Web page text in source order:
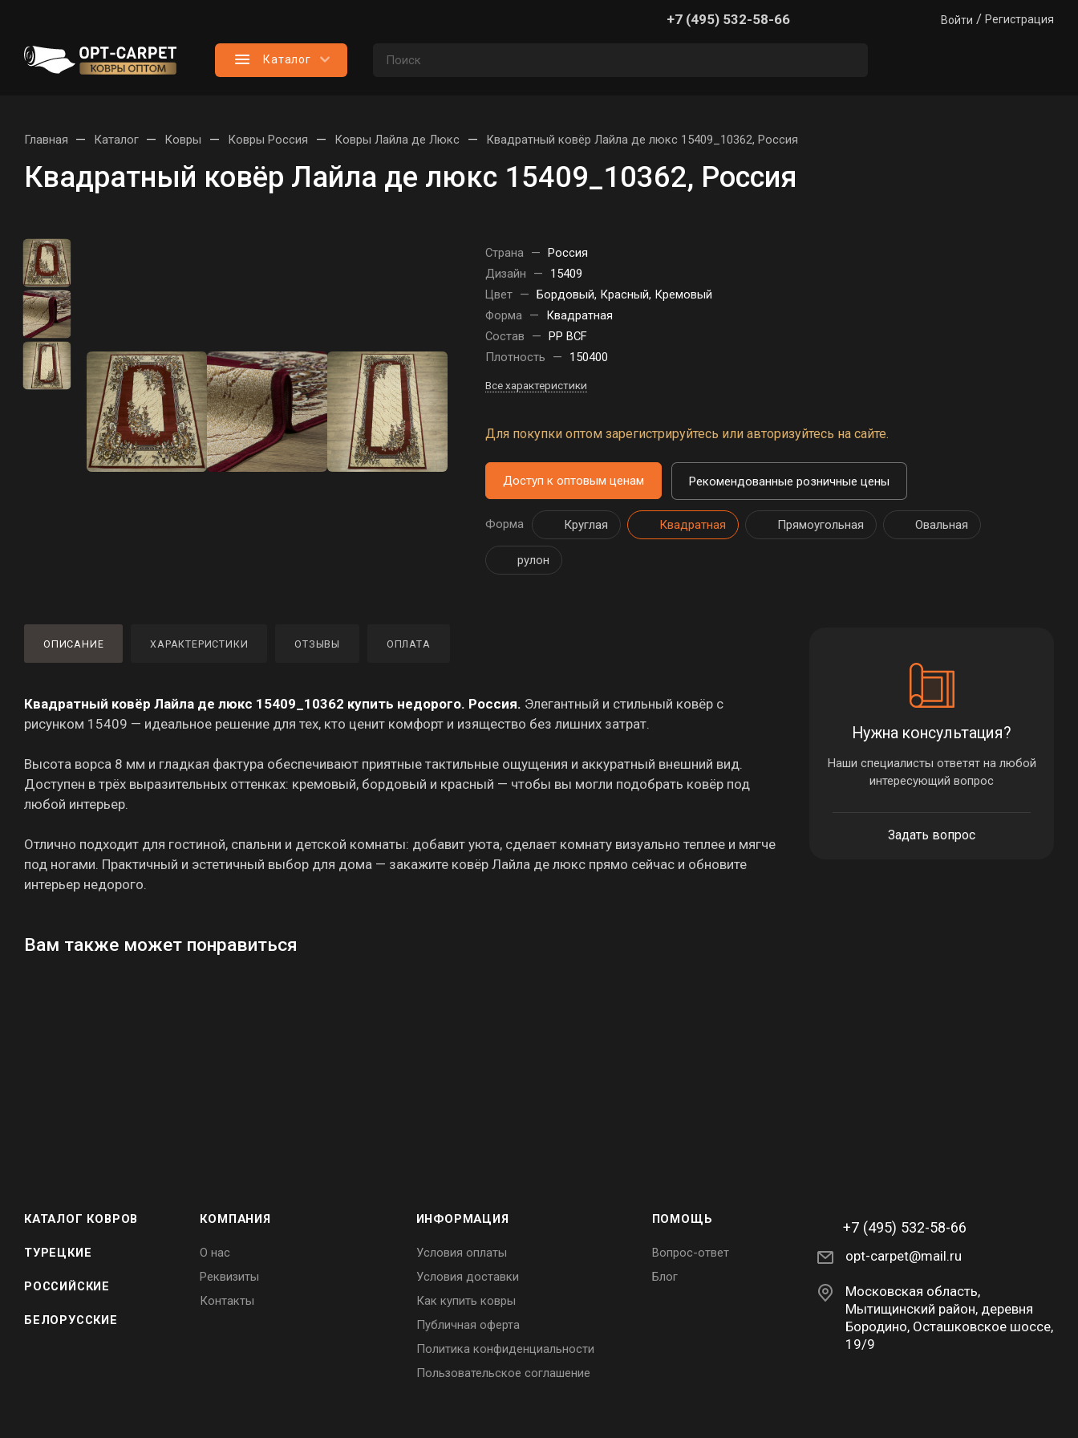
+7 (495) 532-58-66 Войти / Регистрация
Каталог
Главная — Каталог — Ковры — Ковры Россия — Ковры Лайла де Люкс — Квадратный ковёр Лайла де люкс 15409_10362, Россия
Квадратный ковёр Лайла де люкс 15409_10362, Россия
Страна — Россия
Дизайн
—
15409
Цвет — Бордовый, Красный, Кремовый
Форма —
Квадратная
Состав
— PP BCF
Плотность
— 150400
Все характеристики
Для покупки оптом зарегистрируйтесь или авторизуйтесь на сайте.
Доступ к оптовым ценам Рекомендованные розничные цены
Форма Круглая Квадратная Прямоугольная Овальная
рулон
ОПИСАНИЕ ХАРАКТЕРИСТИКИ ОТЗЫВЫ ОПЛАТА
Квадратный ковёр Лайла де люкс 15409_10362 купить недорого. Россия. Элегантный и стильный ковёр с
рисунком 15409 — идеальное решение для тех, кто ценит комфорт и изящество без лишних затрат.
Высота ворса 8 мм и гладкая фактура обеспечивают приятные тактильные ощущения и аккуратный внешний вид.
Доступен в трёх выразительных оттенках: кремовый, бордовый и красный — чтобы вы могли подобрать ковёр под
любой интерьер.
Отлично подходит для гостиной, спальни и детской комнаты: добавит уюта, сделает комнату визуально теплее и мягче
под ногами. Практичный и эстетичный выбор для дома — закажите ковёр Лайла де люкс прямо сейчас и обновите
интерьер недорого.
Вам также может понравиться
Нужна консультация?
Наши специалисты ответят на любой
интересующий вопрос
Задать вопрос
КАТАЛОГ КОВРОВ
ТУРЕЦКИЕ
РОССИЙСКИЕ
БЕЛОРУССКИЕ
КОМПАНИЯ
О нас
Реквизиты
Контакты
ИНФОРМАЦИЯ
Условия оплаты
Условия доставки
Как купить ковры
Публичная оферта
Политика конфиденциальности
Пользовательское соглашение
ПОМОЩЬ
Вопрос-ответ
Блог
+7 (495) 532-58-66
opt-carpet@mail.ru
Московская область,
Мытищинский район, деревня
Бородино, Осташковское шоссе,
19/9